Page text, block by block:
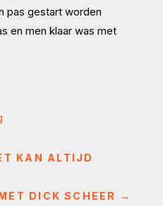
pas gestart worden
en men klaar was met
KAN ALTIJD
DICK SCHEER
→